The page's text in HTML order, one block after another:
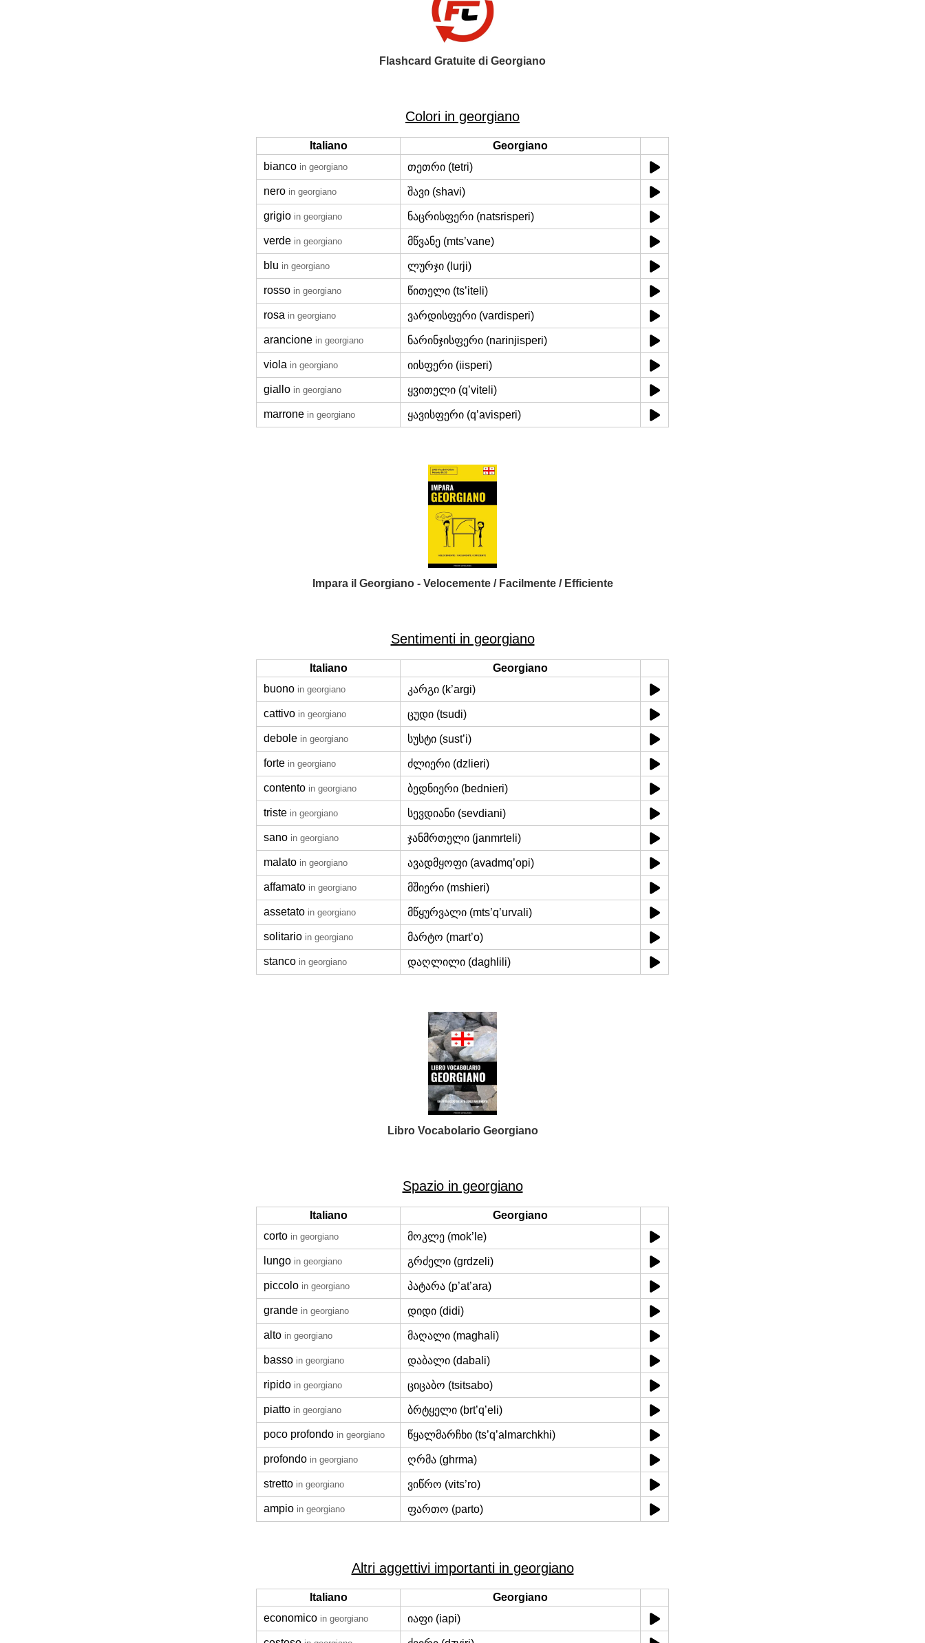
Flashcard Gratuite di Georgiano
Colori in georgiano
Italiano
Georgiano
bianco in georgiano თეთრი (tetri)
nero in georgiano შავი (shavi)
grigio in georgiano ნაცრისფერი (natsrisperi)
verde in georgiano მწვანე (mts’vane)
blu in georgiano ლურჯი (lurji)
rosso in georgiano წითელი (ts’iteli)
rosa in georgiano ვარდისფერი (vardisperi)
arancione in georgiano ნარინჯისფერი (narinjisperi)
viola in georgiano იისფერი (iisperi)
giallo in georgiano ყვითელი (q’viteli)
marrone in georgiano ყავისფერი (q’avisperi)
Impara il Georgiano - Velocemente / Facilmente / Efficiente
Sentimenti in georgiano
Italiano
Georgiano
buono in georgiano კარგი (k’argi)
cattivo in georgiano ცუდი (tsudi)
debole in georgiano სუსტი (sust’i)
forte in georgiano ძლიერი (dzlieri)
contento in georgiano ბედნიერი (bednieri)
triste in georgiano სევდიანი (sevdiani)
sano in georgiano ჯანმრთელი (janmrteli)
malato in georgiano ავადმყოფი (avadmq’opi)
affamato in georgiano მშიერი (mshieri)
assetato in georgiano მწყურვალი (mts’q’urvali)
solitario in georgiano მარტო (mart’o)
stanco in georgiano დაღლილი (daghlili)
Libro Vocabolario Georgiano
Spazio in georgiano
Italiano
Georgiano
corto in georgiano მოკლე (mok’le)
lungo in georgiano გრძელი (grdzeli)
piccolo in georgiano პატარა (p’at’ara)
grande in georgiano დიდი (didi)
alto in georgiano მაღალი (maghali)
basso in georgiano დაბალი (dabali)
ripido in georgiano ციცაბო (tsitsabo)
piatto in georgiano ბრტყელი (brt’q’eli)
poco profondo in georgiano წყალმარჩხი (ts’q’almarchkhi)
profondo in georgiano ღრმა (ghrma)
stretto in georgiano ვიწრო (vits’ro)
ampio in georgiano ფართო (parto)
Altri aggettivi importanti in georgiano
Italiano
Georgiano
economico in georgiano იაფი (iapi)